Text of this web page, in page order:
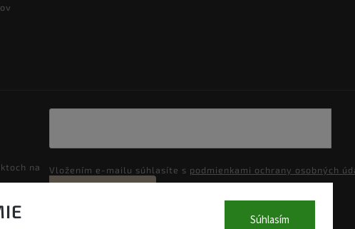
Súhlasím
na
Vložením e-mailu súhlasíte s podmienkami ochrany osobných